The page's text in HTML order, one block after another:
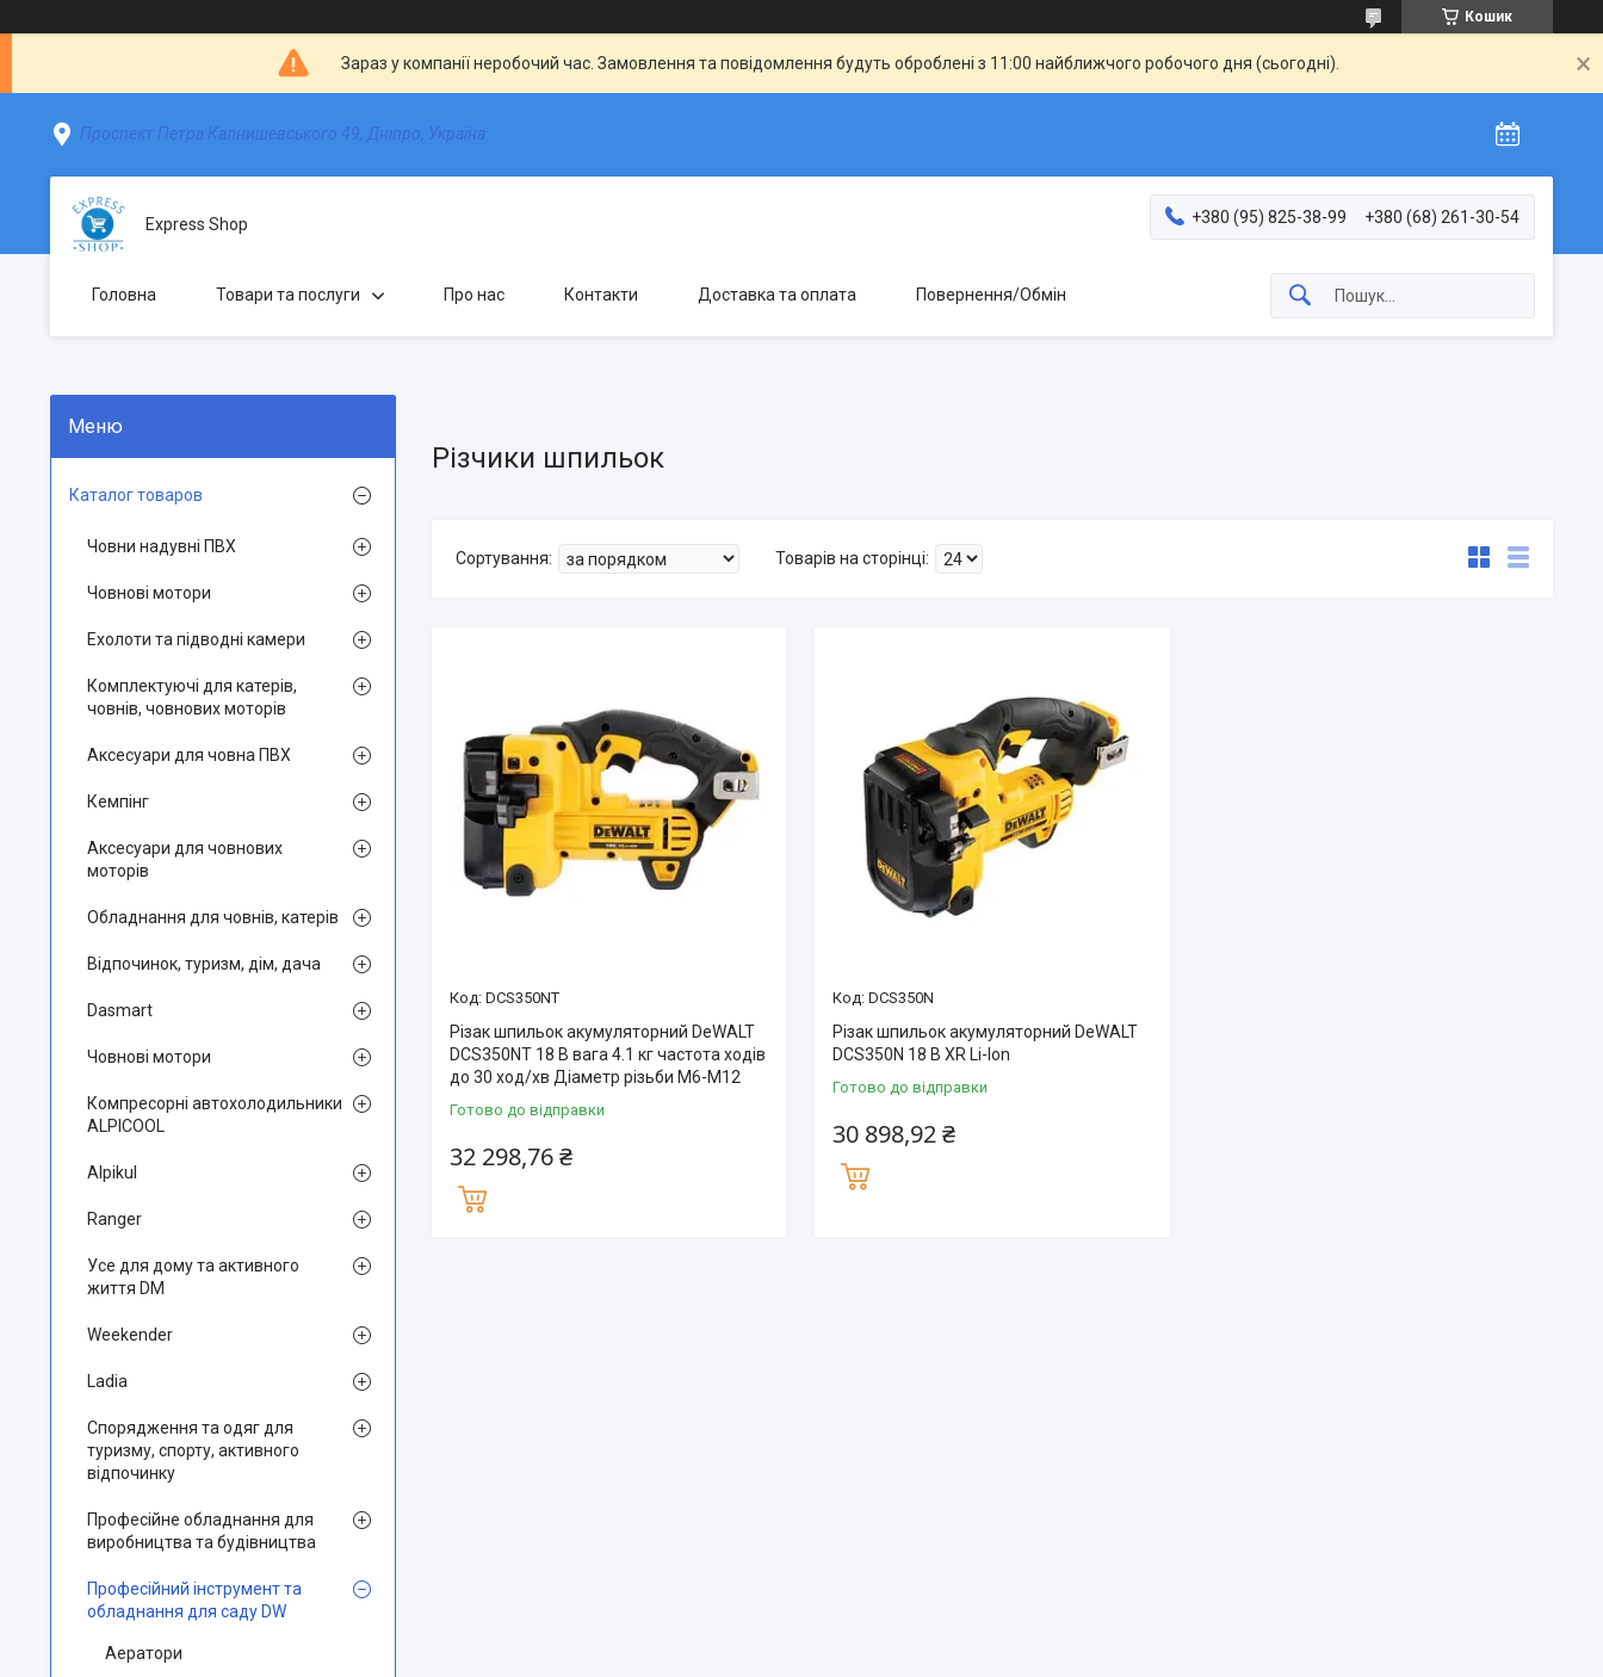
Кошик
Зараз у компанії неробочий час. Замовлення та повідомлення будуть оброблені з 11:00 найближчого робочого дня (сьогодні).
Проспект Петра Калнишевського 49, Дніпро, Україна
Express Shop +380 (95) 825-38-99 +380 (68) 261-30-54
Головна Товари та послуги Про нас Контакти Доставка та оплата Повернення/Обмін
Різчики шпильок
DCS350NT
Різак шпильок акумуляторний DeWALT
DCS350NT 18 В вага 4.1 кг частота ходів
до 30 ход/хв Діаметр різьби M6-M12
Готово до відправки
32 298,76 ₴
DCS350N
Різак шпильок акумуляторний DeWALT
DCS350N 18 В XR Li-Ion
Готово до відправки
30 898,92 ₴
Каталог товаров
Човни надувні ПВХ
Човнові мотори
Ехолоти та підводні камери
Комплектуючі для катерів,
човнів, човнових моторів
Аксесуари для човна ПВХ
Кемпінг
Аксесуари для човнових
моторів
Обладнання для човнів, катерів
Відпочинок, туризм, дім, дача
Dasmart
Човнові мотори
Компресорні автохолодильники
ALPICOOL
Alpikul
Ranger
Усе для дому та активного
життя DM
Weekender
Ladia
Спорядження та одяг для
туризму, спорту, активного
відпочинку
Професійне обладнання для
виробництва та будівництва
Професійний інструмент та
обладнання для саду DW
Аератори